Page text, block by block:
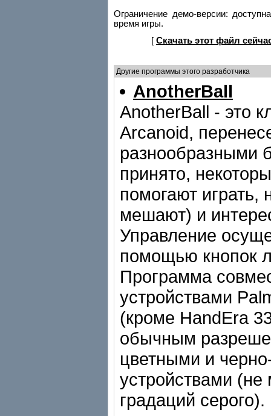
Ограничение демо-версии:
время игры.
[ Скачать этот файл
Другие программы этого разработчика
AnotherBall
AnotherBall - это
Arcanoid,
разнообразными
принято,
помогают играть,
мешают) и
Управление
помощью кнопок
Программа
устройствами
(кроме HandEra
обычным
цветными и
устройствами (не
градаций серого).